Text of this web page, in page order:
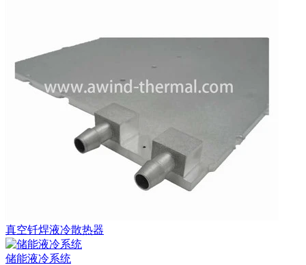
真空钎焊液冷散热器
储能液冷系统